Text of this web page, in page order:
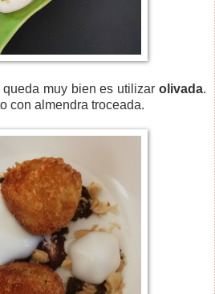
muy bien es utilizar olivada.
con almendra troceada.